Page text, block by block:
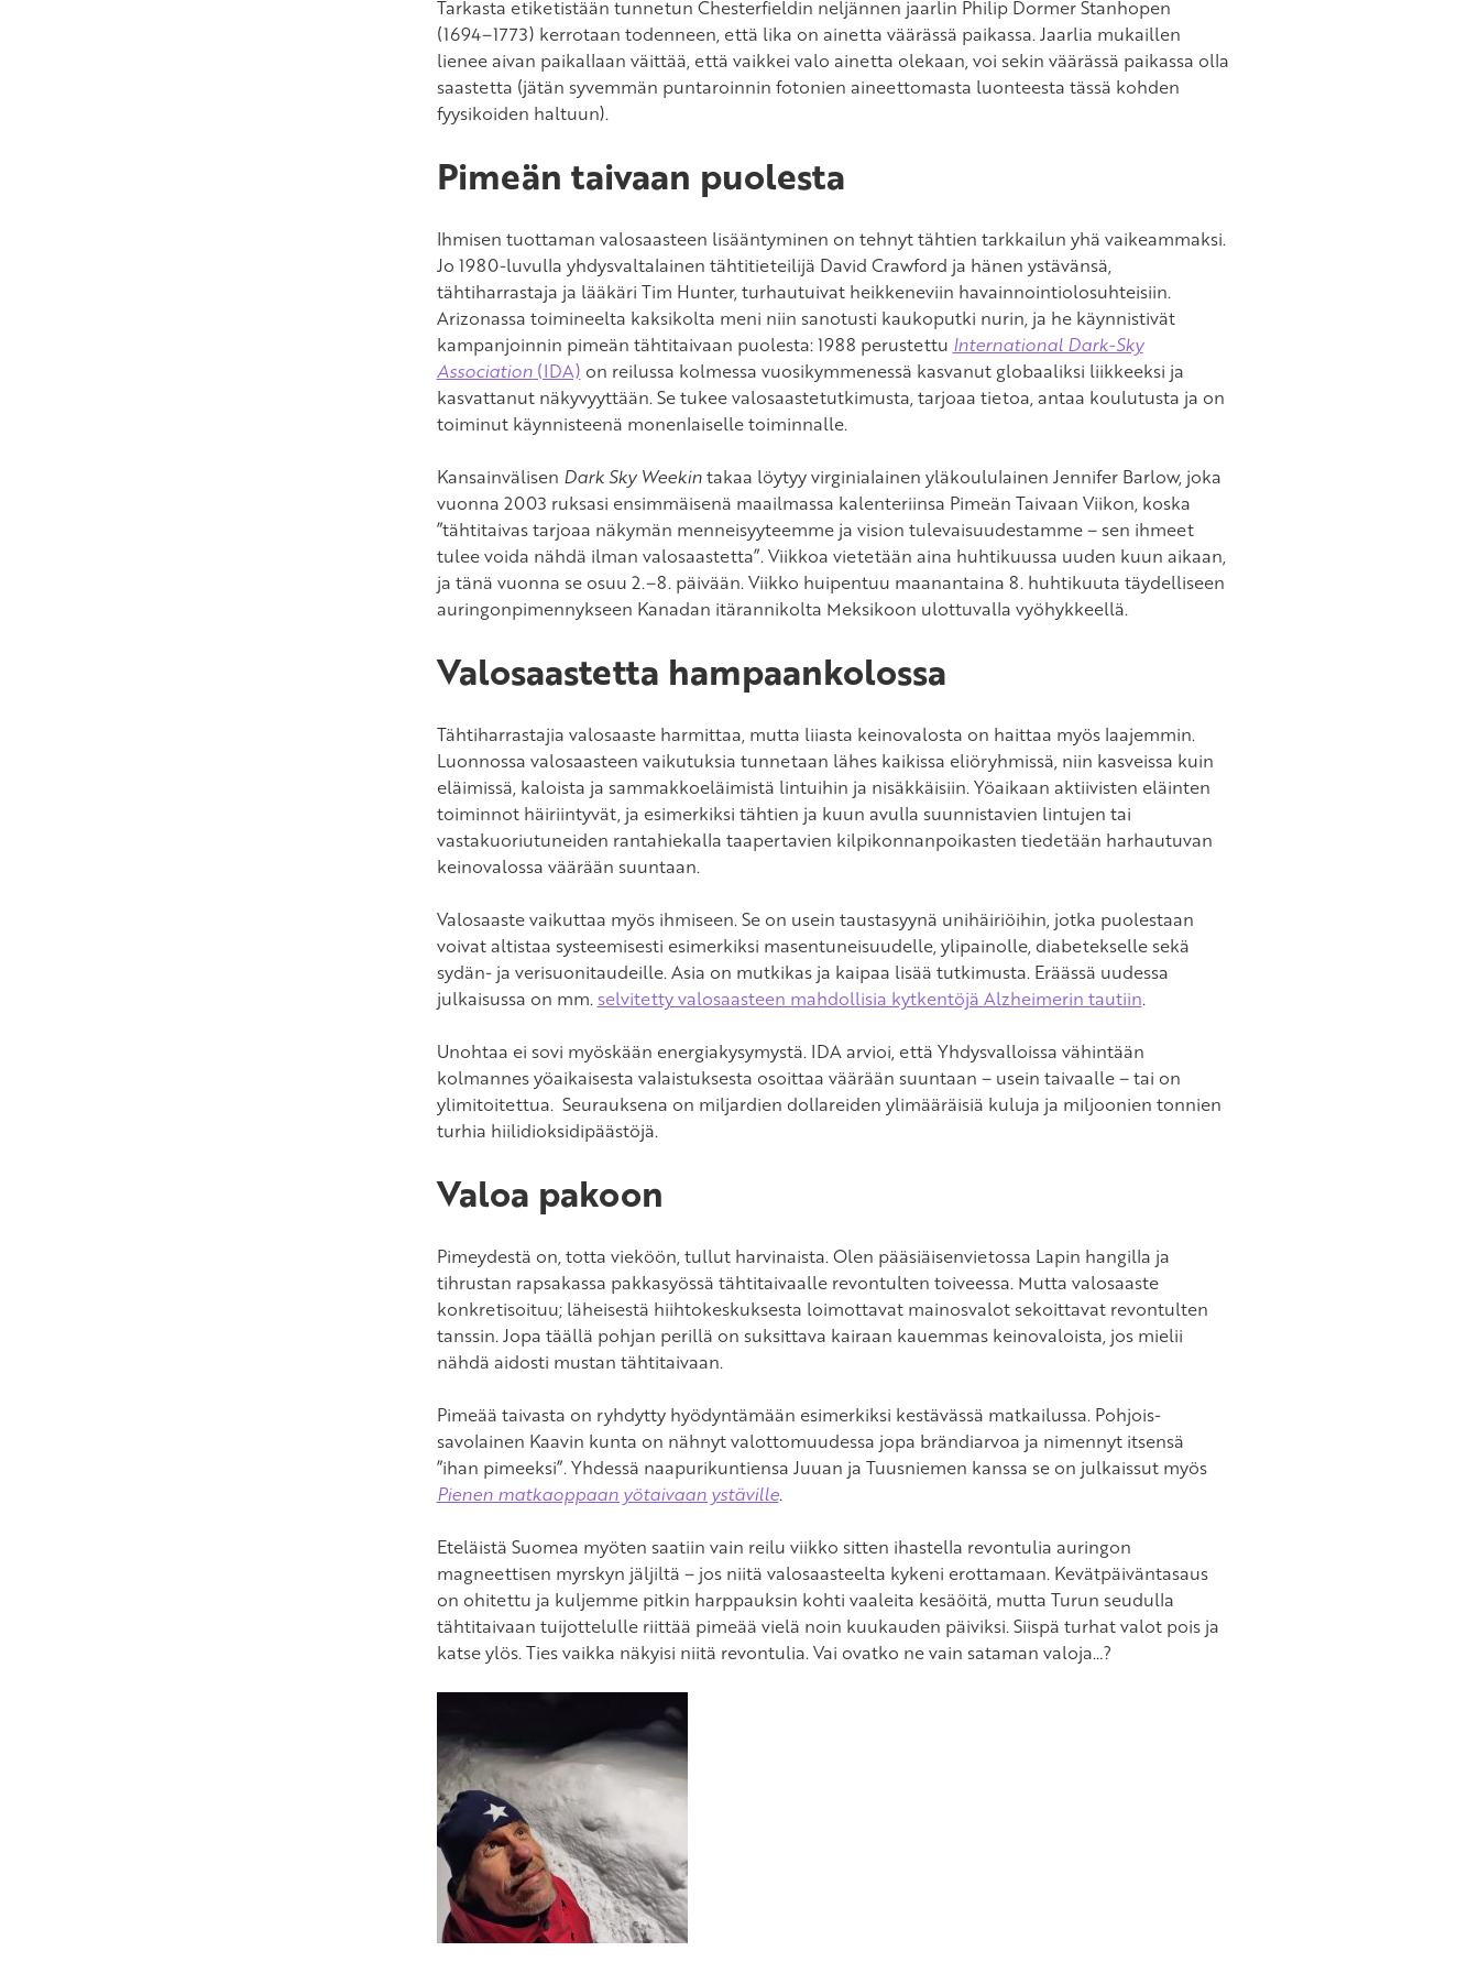
Tarkasta etiketistään tunnetun Chesterfieldin neljännen jaarlin Philip Dormer Stanhopen
(1694–1773) kerrotaan todenneen, että lika on ainetta väärässä paikassa. Jaarlia mukaillen
lienee aivan paikallaan väittää, että vaikkei valo ainetta olekaan, voi sekin väärässä paikassa olla
saastetta (jätän syvemmän puntaroinnin fotonien aineettomasta luonteesta tässä kohden
fyysikoiden haltuun).
Pimeän taivaan puolesta
Ihmisen tuottaman valosaasteen lisääntyminen on tehnyt tähtien tarkkailun yhä vaikeammaksi.
Jo 1980-luvulla yhdysvaltalainen tähtitieteilijä David Crawford ja hänen ystävänsä,
tähtiharrastaja ja lääkäri Tim Hunter, turhautuivat heikkeneviin havainnointiolosuhteisiin.
Arizonassa toimineelta kaksikolta meni niin sanotusti kaukoputki nurin, ja he käynnistivät
kampanjoinnin pimeän tähtitaivaan puolesta: 1988 perustettu International Dark-Sky
Association(IDA) on reilussa kolmessa vuosikymmenessä kasvanut globaaliksi liikkeeksi ja
kasvattanut näkyvyyttään. Se tukee valosaastetutkimusta, tarjoaa tietoa, antaa koulutusta ja on
toiminut käynnisteenä monenlaiselle toiminnalle.
Kansainvälisen Dark Sky Weekintakaa löytyy virginialainen yläkoululainen Jennifer Barlow, joka
vuonna 2003 ruksasi ensimmäisenä maailmassa kalenteriinsa Pimeän Taivaan Viikon, koska
”tähtitaivas tarjoaa näkymän menneisyyteemme ja vision tulevaisuudestamme – sen ihmeet
tulee voida nähdä ilman valosaastetta”. Viikkoa vietetään aina huhtikuussa uuden kuun aikaan,
ja tänä vuonna se osuu 2.–8. päivään. Viikko huipentuu maanantaina 8. huhtikuuta täydelliseen
auringonpimennykseen Kanadan itärannikolta Meksikoon ulottuvalla vyöhykkeellä.
Valosaastetta hampaankolossa
Tähtiharrastajia valosaaste harmittaa, mutta liiasta keinovalosta on haittaa myös laajemmin.
Luonnossa valosaasteen vaikutuksia tunnetaan lähes kaikissa eliöryhmissä, niin kasveissa kuin
eläimissä, kaloista ja sammakkoeläimistä lintuihin ja nisäkkäisiin. Yöaikaan aktiivisten eläinten
toiminnot häiriintyvät, ja esimerkiksi tähtien ja kuun avulla suunnistavien lintujen tai
vastakuoriutuneiden rantahiekalla taapertavien kilpikonnanpoikasten tiedetään harhautuvan
keinovalossa väärään suuntaan.
Valosaaste vaikuttaa myös ihmiseen. Se on usein taustasyynä unihäiriöihin, jotka puolestaan
voivat altistaa systeemisesti esimerkiksi masentuneisuudelle, ylipainolle, diabetekselle sekä
sydän- ja verisuonitaudeille. Asia on mutkikas ja kaipaa lisää tutkimusta. Eräässä uudessa
julkaisussa on mm. selvitetty valosaasteen mahdollisia kytkentöjä Alzheimerin tautiin.
Unohtaa ei sovi myöskään energiakysymystä. IDA arvioi, että Yhdysvalloissa vähintään
kolmannes yöaikaisesta valaistuksesta osoittaa väärään suuntaan – usein taivaalle – tai on
ylimitoitettua. Seurauksena on miljardien dollareiden ylimääräisiä kuluja ja miljoonien tonnien
turhia hiilidioksidipäästöjä.
Valoa pakoon
Pimeydestä on, totta vieköön, tullut harvinaista. Olen pääsiäisenvietossa Lapin hangilla ja
tihrustan rapsakassa pakkasyössä tähtitaivaalle revontulten toiveessa. Mutta valosaaste
konkretisoituu; läheisestä hiihtokeskuksesta loimottavat mainosvalot sekoittavat revontulten
tanssin. Jopa täällä pohjan perillä on suksittava kairaan kauemmas keinovaloista, jos mielii
nähdä aidosti mustan tähtitaivaan.
Pimeää taivasta on ryhdytty hyödyntämään esimerkiksi kestävässä matkailussa. Pohjois-
savolainen Kaavin kunta on nähnyt valottomuudessa jopa brändiarvoa ja nimennyt itsensä
”ihan pimeeksi”. Yhdessä naapurikuntiensa Juuan ja Tuusniemen kanssa se on julkaissut myös
Pienen matkaoppaan yötaivaan ystäville.
Eteläistä Suomea myöten saatiin vain reilu viikko sitten ihastella revontulia auringon
magneettisen myrskyn jäljiltä – jos niitä valosaasteelta kykeni erottamaan. Kevätpäiväntasaus
on ohitettu ja kuljemme pitkin harppauksin kohti vaaleita kesäöitä, mutta Turun seudulla
tähtitaivaan tuijottelulle riittää pimeää vielä noin kuukauden päiviksi. Siispä turhat valot pois ja
katse ylös. Ties vaikka näkyisi niitä revontulia. Vai ovatko ne vain sataman valoja…?